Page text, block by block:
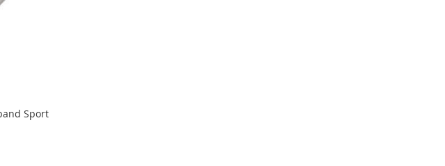
Sport